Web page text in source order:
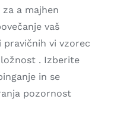
a majhen
vaš
pravičnih vi vzorec
. Izberite
in se
pozornost